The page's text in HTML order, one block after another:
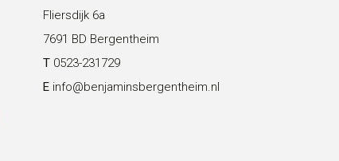
Fliersdijk 6a
7691 BD Bergentheim
T 0523-231729
E info@benjaminsbergentheim.nl